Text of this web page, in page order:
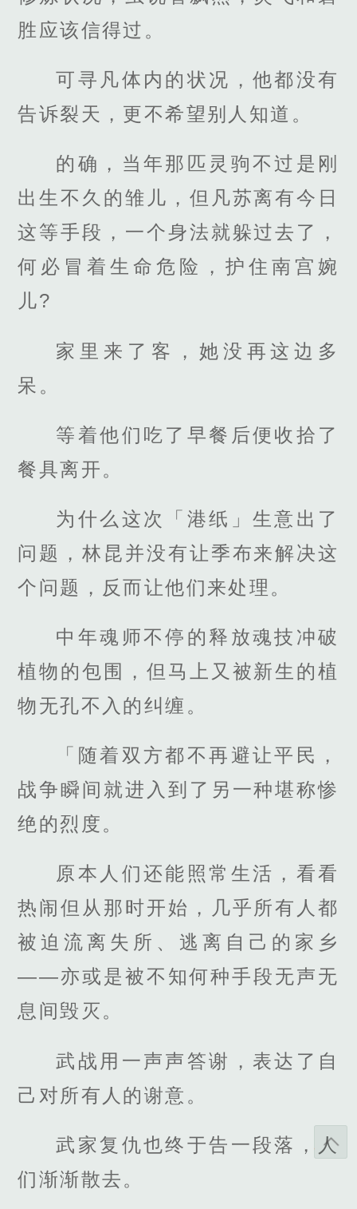
胜应该信得过。
可寻凡体内的状况，他都没有
告诉裂天，更不希望别人知道。
的确，当年那匹灵驹不过是刚
出生不久的雏儿，但凡苏离有今日
这等手段，一个身法就躲过去了，
何必冒着生命危险，护住南宫婉
儿?
家里来了客，她没再这边多
呆。
等着他们吃了早餐后便收拾了
餐具离开。
为什么这次「港纸」生意出了
问题，林昆并没有让季布来解决这
个问题，反而让他们来处理。
中年魂师不停的释放魂技冲破
植物的包围，但马上又被新生的植
物无孔不入的纠缠。
「随着双方都不再避让平民，
战争瞬间就进入到了另一种堪称惨
绝的烈度。
原本人们还能照常生活，看看
热闹但从那时开始，几乎所有人都
被迫流离失所、逃离自己的家乡
——亦或是被不知何种手段无声无
息间毁灭。
武战用一声声答谢，表达了自
己对所有人的谢意。
武家复仇也终于告一段落，人
们渐渐散去。